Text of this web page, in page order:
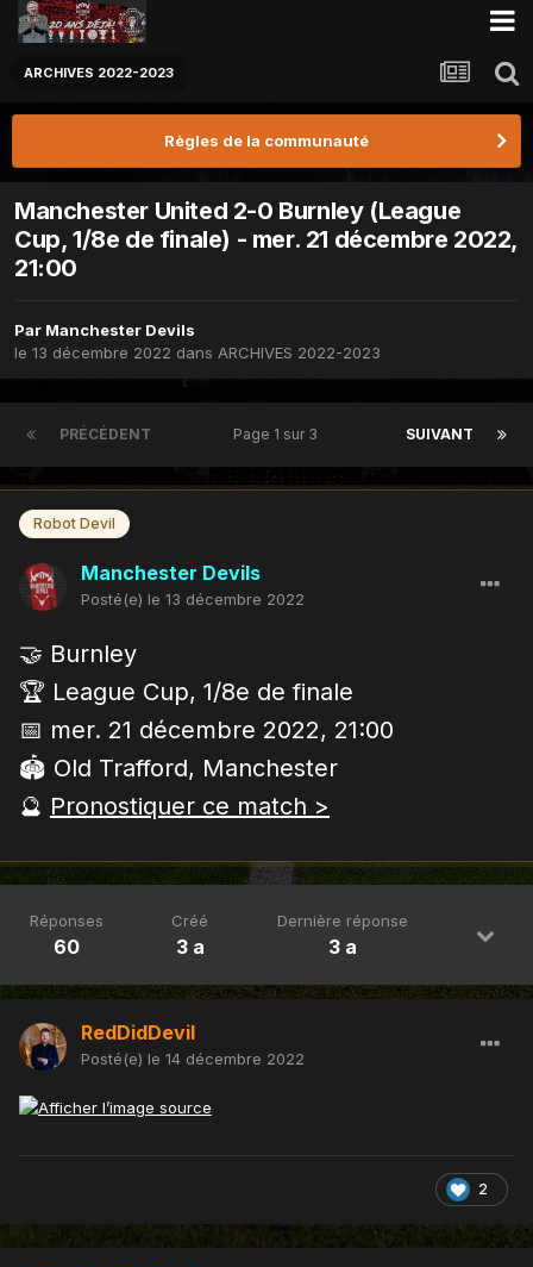
ARCHIVES 2022-2023
Règles de la communauté
Manchester United 2-0 Burnley (League
Cup, 1/8e de finale) - mer. 21 décembre 2022,
21:00
Par Manchester Devils
le 13 décembre 2022 dans ARCHIVES 2022-2023
PRÉCÉDENT SUIVANT
Page 1 sur 3
Robot Devil
Manchester Devils
Posté(e) le 13 décembre 2022
🤝 Burnley
🏆 League Cup, 1/8e de finale
📅 mer. 21 décembre 2022, 21:00
🏟 Old Trafford, Manchester
🔮 Pronostiquer ce match >
Réponses
60
Créé
3 a
Dernière réponse
3 a
RedDidDevil
Posté(e) le 14 décembre 2022
2